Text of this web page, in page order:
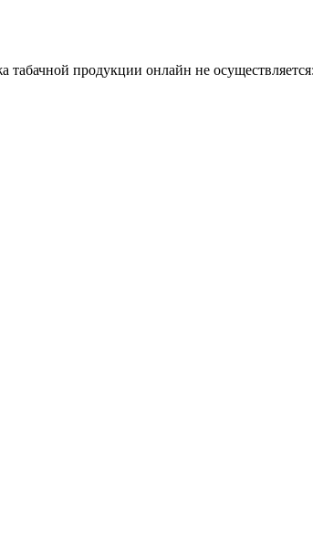
продукции онлайн не